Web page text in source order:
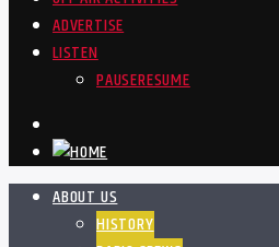
ADVERTISE
LISTEN
PAUSERESUME
ABOUT US
HISTORY